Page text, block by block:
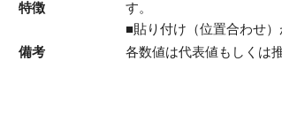
特徴
す。
■貼り付け（位置合わせ
備考
各数値は代表値もしくは